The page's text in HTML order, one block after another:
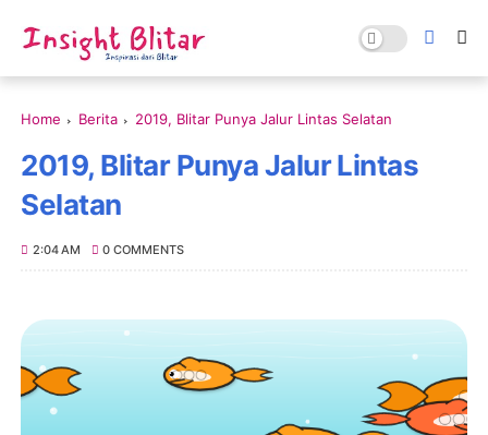
Home Berita 2019, Blitar Punya Jalur Lintas Selatan
2019, Blitar Punya Jalur Lintas
Selatan
2:04 AM 0 COMMENTS